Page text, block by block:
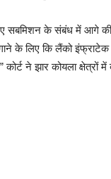
गए सबमिशन के संबंध में आगे
के लिए कि लैंको इंफ्राटेक
ने झार कोयला क्षेत्रों